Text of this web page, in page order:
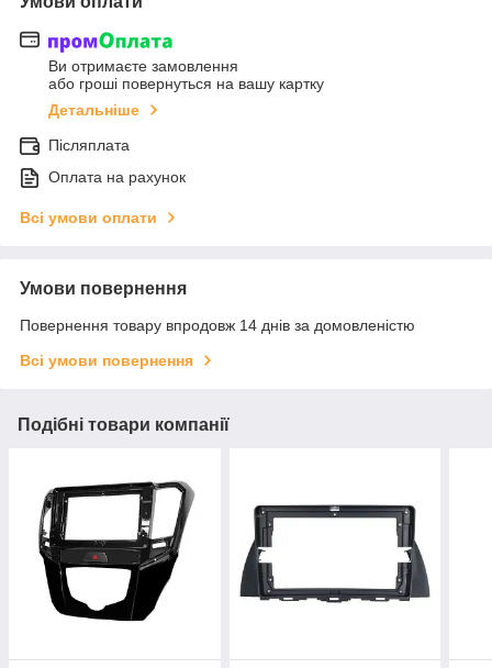
Ви отримаєте замовлення
або гроші повернуться на вашу картку
Детальніше
Післяплата
Оплата на рахунок
Всі умови оплати
Умови повернення
Повернення товару впродовж 14 днів за домовленістю
Всі умови повернення
Подібні товари компанії